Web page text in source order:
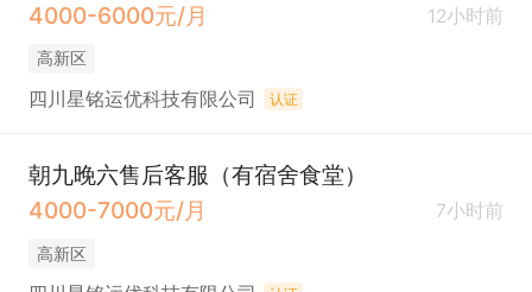
4000-6000元/月
12小时前
高新区
四川星铭运优科技有限公司 认证
朝九晚六售后客服（有宿舍食堂）
4000-7000元/月
7小时前
高新区